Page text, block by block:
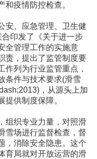
和疫情防控检查。
安、应急管理、卫生健
印发了《关于进一步
全管理工作的实施意
责，提出了监管制度要
作列为行业监管重点，
条件与技术要求(滑雪
，从源头上加
提供制度保障。
组织专业力量，对照滑
雪场进行监督检查，督
，消除安全隐患。这个
育局就对开放运营的滑